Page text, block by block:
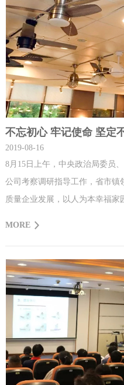
不忘初心 牢记使命 坚定
2019-08-16
8月15日上午，中央政治局委员
公司考察调研指导工作，省市镇
质量企业发展，以人为本幸福家
MORE